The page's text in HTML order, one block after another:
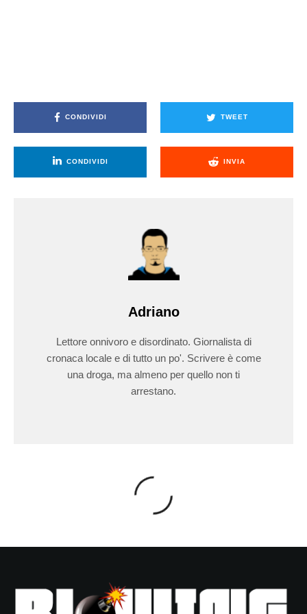
CONDIVIDI TWEET
CONDIVIDI INVIA
Adriano
Lettore onnivoro e disordinato. Giornalista di
cronaca locale e di tutto un po'. Scrivere è come
una droga, ma almeno per quello non ti
arrestano.